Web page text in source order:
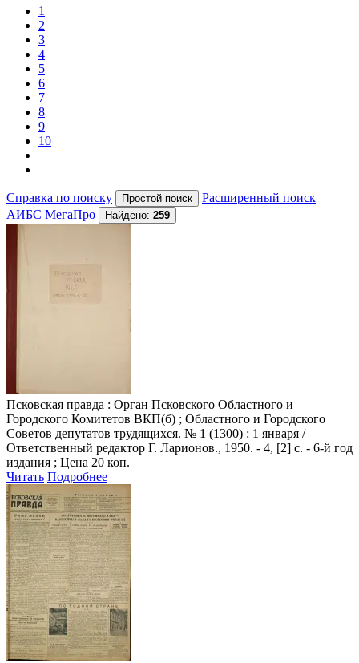
1
2
3
4
5
6
7
8
9
10
Справка по поиску
Расширенный поиск
АИБС МегаПро
Найдено: 259
Псковская правда : Орган Псковского Областного и
Городского Комитетов ВКП(б) ; Областного и Городского
Советов депутатов трудящихся. № 1 (1300) : 1 января /
Ответственный редактор Г. Ларионов., 1950. - 4, [2] с. - 6-й год
издания ; Цена 20 коп.
Читать Подробнее